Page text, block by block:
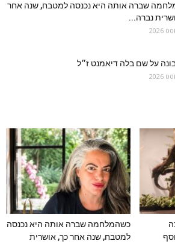
שברה אותה היא נכנסה למטבח, שנה אחר
נברה...
על שם בלה דיאמנט ז״ל
כשהמלחמה שברה אותה היא נכנסה
למטבח, שנה אחר כך, אושרית